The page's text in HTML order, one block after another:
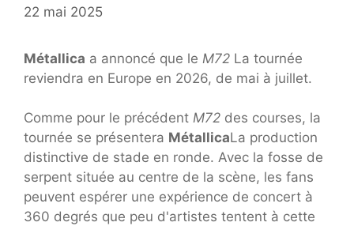
22 mai 2025
Métallica a annoncé que le M72 La tournée
reviendra en Europe en 2026, de mai à juillet.
Comme pour le précédent M72 des courses, la
tournée se présentera MétallicaLa production
distinctive de stade en ronde. Avec la fosse de
serpent située au centre de la scène, les fans
peuvent espérer une expérience de concert à
360 degrés que peu d'artistes tentent à cette